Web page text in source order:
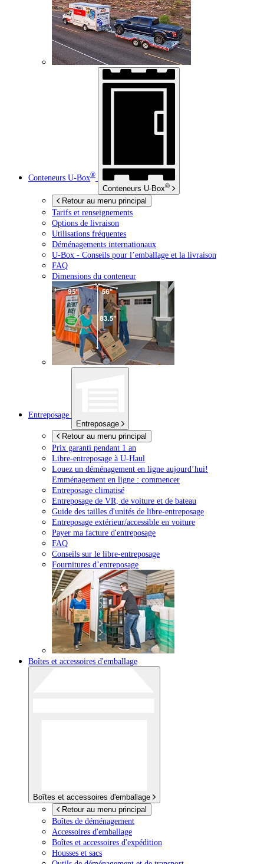
Conteneurs U-Box®
Conteneurs U-Box®
Retour au menu principal
Tarifs et renseignements
Options de livraison
Utilisations fréquentes
Déménagements internationaux
U-Box - Conseils pour l’emballage et la livraison
FAQ
Dimensions du conteneur
Entreposage
Entreposage
Retour au menu principal
Prix garanti pendant 1 an
Libre-entreposage à U-Haul
Louez un déménagement en ligne aujourd’hui!
Emménagement en ligne : commencer
Entreposage climatisé
Entreposage de VR, de voiture et de bateau
Guide des tailles d'unités de libre-entreposage
Entreposage extérieur/accessible en voiture
Payer ma facture d'entreposage
FAQ
Conseils sur le libre-entreposage
Fournitures d’entreposage
Boîtes et accessoires d'emballage
Boîtes et accessoires d'emballage
Retour au menu principal
Boîtes de déménagement
Accessoires d'emballage
Boîtes et accessoires d'expédition
Housses et sacs